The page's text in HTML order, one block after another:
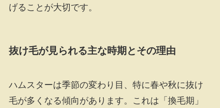
げることが大切です。
抜け毛が見られる主な時期とその理由
ハムスターは季節の変わり目、特に春や秋に抜け
毛が多くなる傾向があります。これは「換毛期」